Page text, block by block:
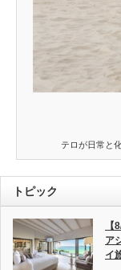
テロが日常と
トピック
ア
イ